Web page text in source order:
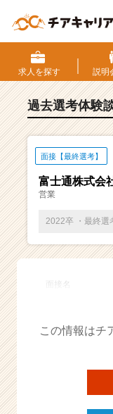
求人を探す 説明
過去選考体験
面接【最終選考】
富士通株式会
営業
2022卒 ・最終選
面接名
この情報はチ